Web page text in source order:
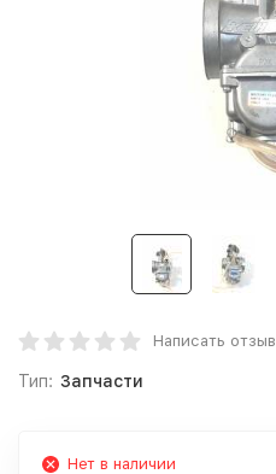
Написать отзыв
Тип: Запчасти
Нет в наличии